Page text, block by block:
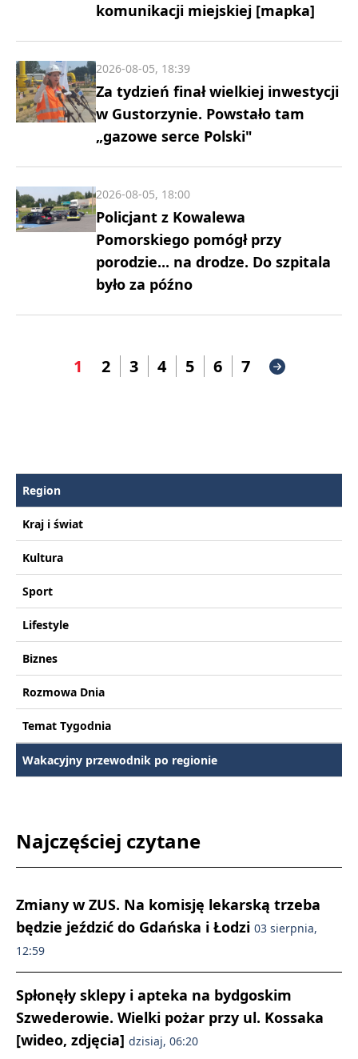
komunikacji miejskiej [mapka]
Za tydzień finał wielkiej inwestycji
w Gustorzynie. Powstało tam
„gazowe serce Polski"
2026-08-05, 18:39
Policjant z Kowalewa
Pomorskiego pomógł przy
porodzie... na drodze. Do szpitala
było za późno
2026-08-05, 18:00
1 2 3 4 5 6 7
Region
Kraj i świat
Kultura
Sport
Lifestyle
Biznes
Rozmowa Dnia
Temat Tygodnia
Wakacyjny przewodnik po regionie
Najczęściej czytane
Zmiany w ZUS. Na komisję lekarską trzeba
będzie jeździć do Gdańska i Łodzi 03 sierpnia,
12:59
Spłonęły sklepy i apteka na bydgoskim
Szwederowie. Wielki pożar przy ul. Kossaka
[wideo, zdjęcia] dzisiaj, 06:20